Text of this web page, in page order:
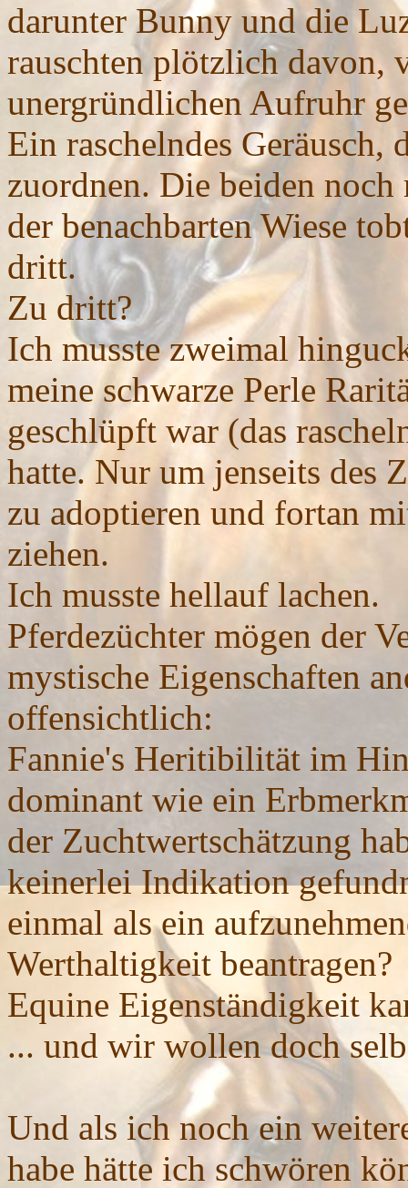
darunter Bunny und die
rauschten plötzlich davon,
unergründlichen Aufruhr
Ein raschelndes Geräusch,
zuordnen. Die beiden
der benachbarten Wiese
dritt.
Zu dritt?
Ich musste zweimal
meine schwarze Perle
geschlüpft war (das
hatte. Nur um jenseits des
zu adoptieren und fortan
ziehen.
Ich musste hellauf lachen.
Pferdezüchter mögen der
mystische Eigenschaften
offensichtlich:
Fannie's Heritibilität im
dominant wie ein
der Zuchtwertschätzung
keinerlei Indikation
einmal als ein
Werthaltigkeit beantragen?
Equine Eigenständigkeit
... und wir wollen doch
Und als ich noch ein
habe hätte ich schwören